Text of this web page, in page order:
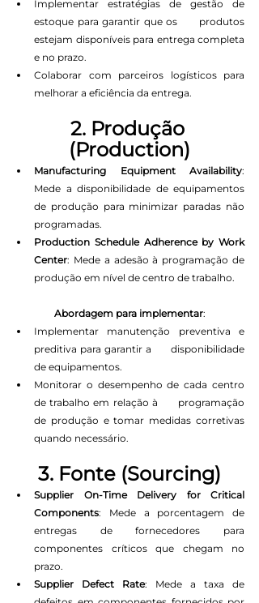
Implementar estratégias de gestão de
estoque para garantir que os      produtos
estejam disponíveis para entrega completa
e no prazo.
Colaborar com parceiros logísticos para
melhorar a eficiência da entrega.
2. Produção
(Production)
Manufacturing Equipment Availability:
Mede a disponibilidade de equipamentos
de produção para minimizar paradas não
programadas.
Production Schedule Adherence by Work
Center: Mede a adesão à programação de
produção em nível de centro de trabalho.
Abordagem para implementar:
Implementar manutenção preventiva e
preditiva para garantir a      disponibilidade
de equipamentos.
Monitorar o desempenho de cada centro
de trabalho em relação à      programação
de produção e tomar medidas corretivas
quando necessário.
3. Fonte (Sourcing)
Supplier On-Time Delivery for Critical
Components: Mede a porcentagem de
entregas de fornecedores para
componentes críticos que chegam no
prazo.
Supplier Defect Rate: Mede a taxa de